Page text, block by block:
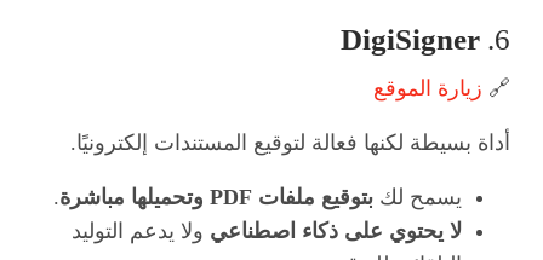
6.
DigiSigner
🔗 زيارة الموقع
أداة بسيطة لكنها فعالة لتوقيع المستندات إلكترونيًا.
يسمح لك بتوقيع ملفات PDF وتحميلها مباشرة
.
لا يحتوي على ذكاء اصطناعي ولا يدعم التوليد